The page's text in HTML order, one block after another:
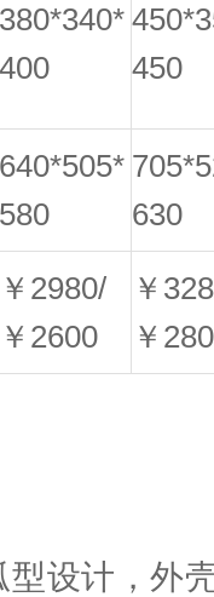
380*340*
400
450
640*505*
580
630
￥2980/
￥2600
￥
￥
设计，外